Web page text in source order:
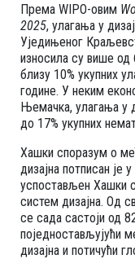
Према WIPO-овим
2025, улагања у
Уједињеног
износила су више
близу 10% укупних
године. У неким
Њемачка, улагања у
до 17% укупних
Хашки споразум о
дизајна потписан је
успостављен Хашки
систем дизајна. Од
се сада састоји од
поједностављујући
дизајна и потичући